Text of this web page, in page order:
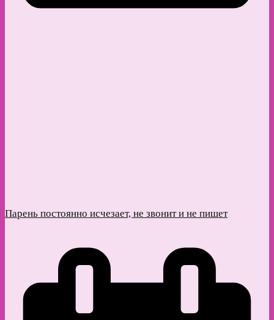
Парень постоянно исчезает, не звонит и не пишет